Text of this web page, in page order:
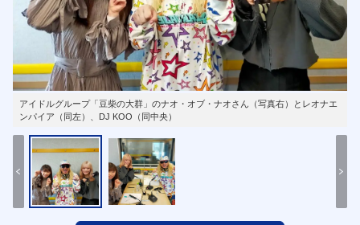
アイドルグループ「豆柴の大群」のナオ・オブ・ナオさん（写真右）とレオナエ
ンパイア（同左）、DJ KOO（同中央）